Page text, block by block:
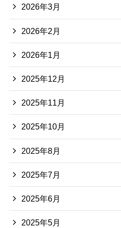
2026年3月
2026年2月
2026年1月
2025年12月
2025年11月
2025年10月
2025年8月
2025年7月
2025年6月
2025年5月